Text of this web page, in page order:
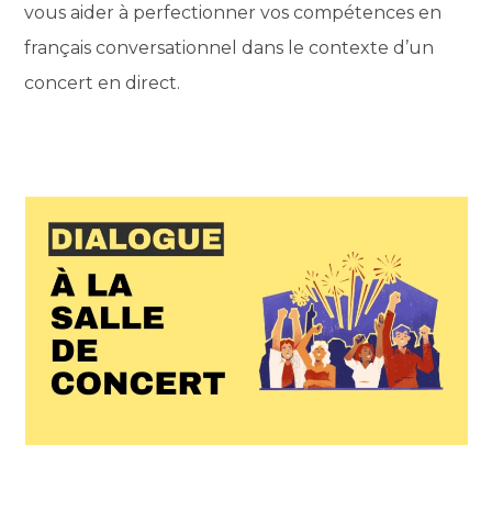
vous aider à perfectionner vos compétences en
français conversationnel dans le contexte d’un
concert en direct.